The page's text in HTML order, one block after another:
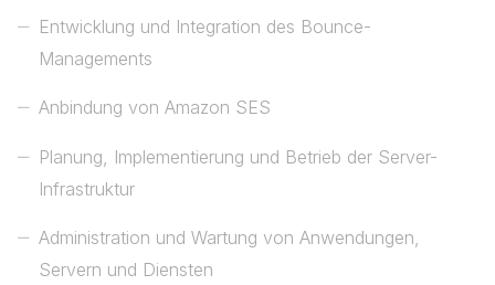
Entwicklung und Integration des Bounce-
Managements
Anbindung von Amazon SES
Planung, Implementierung und Betrieb der Server-
Infrastruktur
Administration und Wartung von Anwendungen,
Servern und Diensten